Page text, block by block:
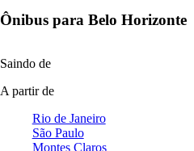
Ônibus para Belo Horizonte
Saindo de
A partir de
Rio de Janeiro
São Paulo
Montes Claros